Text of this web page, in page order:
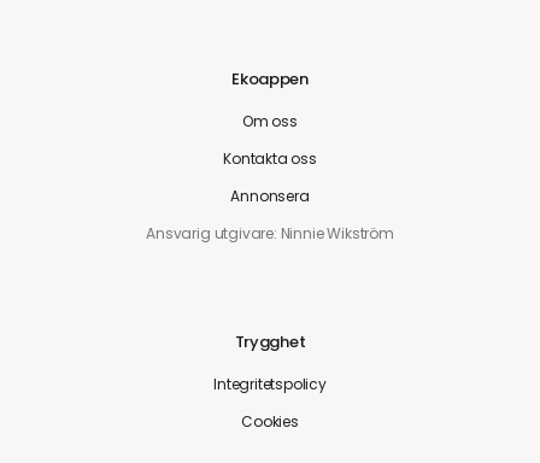
Ekoappen
Om oss
Kontakta oss
Annonsera
Ansvarig utgivare: Ninnie Wikström
Trygghet
Integritetspolicy
Cookies